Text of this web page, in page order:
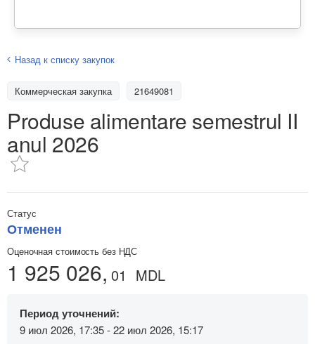
Назад к списку закупок
Коммерческая закупка 21649081
Produse alimentare semestrul II
anul 2026
Статус
Отменен
Оценочная стоимость без НДС
1 925 026, 01 MDL
Период уточнений:
9 июл 2026, 17:35 - 22 июл 2026, 15:17